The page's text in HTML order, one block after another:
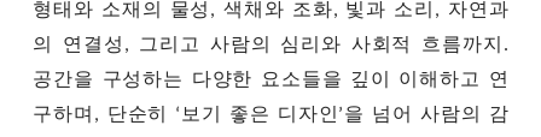
형태와 소재의 물성, 색채와 조화, 빛과 소리, 자연과
의 연결성, 그리고 사람의 심리와 사회적 흐름까지.
공간을 구성하는 다양한 요소들을 깊이 이해하고 연
구하며, 단순히 ‘보기 좋은 디자인’을 넘어 사람의 감